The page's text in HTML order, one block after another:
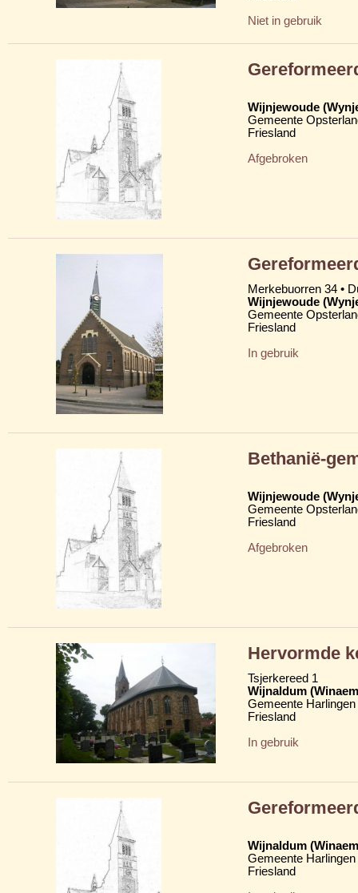
Niet in gebruik
Wijnjewoude
Gemeente
Friesland
Afgebroken
Merkebuorren 34 •
Wijnjewoude
Gemeente
Friesland
In gebruik
Bethanië-
Wijnjewoude
Gemeente
Friesland
Afgebroken
Hervormde
Tsjerkereed 1
Wijnaldum
Gemeente Harlingen
Friesland
In gebruik
Wijnaldum
Gemeente Harlingen
Friesland